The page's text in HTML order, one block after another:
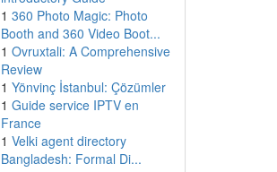
1 360 Photo Magic: Photo
Booth and 360 Video Boot...
1 Ovruxtali: A Comprehensive
Review
1 Yönvinç İstanbul: Çözümler
1 Guide service IPTV en
France
1 Velki agent directory
Bangladesh: Formal Di...